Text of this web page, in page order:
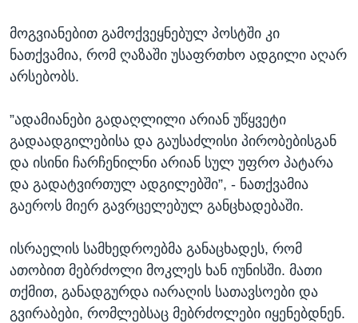
მოგვიანებით გამოქვეყნებულ პოსტში კი
ნათქვამია, რომ ღაზაში უსაფრთხო ადგილი აღარ
არსებობს.
”ადამიანები გადაღლილი არიან უწყვეტი
გადაადგილებისა და გაუსაძლისი პირობებისგან
და ისინი ჩარჩენილნი არიან სულ უფრო პატარა
და გადატვირთულ ადგილებში”, - ნათქვამია
გაეროს მიერ გავრცელებულ განცხადებაში.
ისრაელის სამხედროებმა განაცხადეს, რომ
ათობით მებრძოლი მოკლეს ხან იუნისში. მათი
თქმით, განადგურდა იარაღის სათავსოები და
გვირაბები, რომლებსაც მებრძოლები იყენებდნენ.